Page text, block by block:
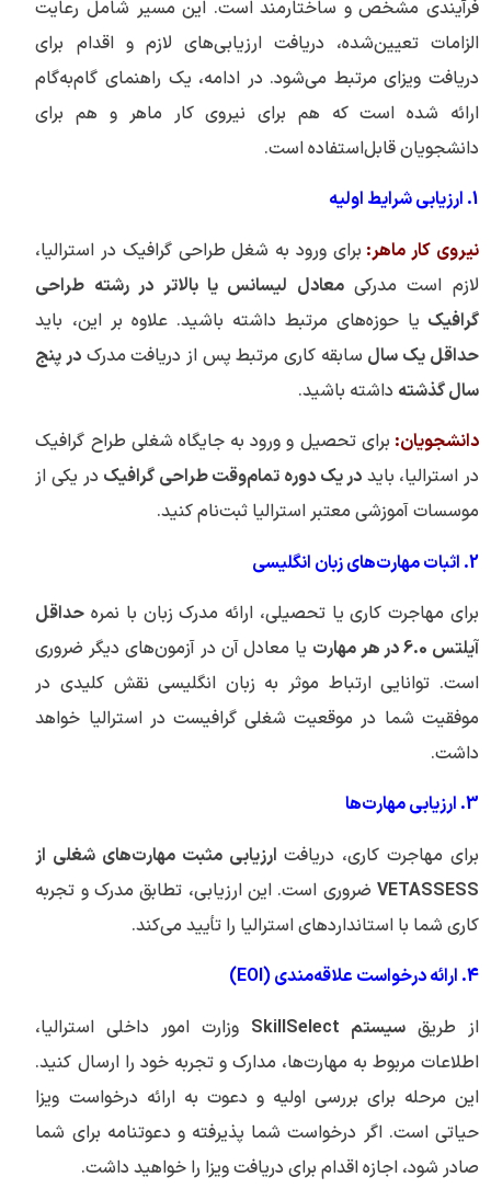
فرآیندی مشخص و ساختارمند است. این مسیر شامل رعایت
الزامات تعیین‌شده، دریافت ارزیابی‌های لازم و اقدام برای
دریافت ویزای مرتبط می‌شود. در ادامه، یک راهنمای گام‌به‌گام
ارائه شده است که هم برای نیروی کار ماهر و هم برای
دانشجویان قابل‌استفاده است.
1. ارزیابی شرایط اولیه
نیروی کار ماهر: برای ورود به شغل طراحی گرافیک در استرالیا،
لازم است مدرکیمعادل لیسانس یا بالاتر در رشته طراحی
گرافیک یا حوزه‌های مرتبط داشته باشید. علاوه بر این، باید
حداقل یک سال سابقه کاری مرتبط پس از دریافت مدرک در پنج
سال گذشته داشته باشید.
دانشجویان: برای تحصیل و ورود به جایگاه شغلی طراح گرافیک
در استرالیا، باید در یک دوره تمام‌وقت طراحی گرافیک در یکی از
موسسات آموزشی معتبر استرالیا ثبت‌نام کنید.
2. اثبات مهارت‌های زبان انگلیسی
برای مهاجرت کاری یا تحصیلی، ارائه مدرک زبان با نمره حداقل
آیلتس 6.0 در هر مهارت
یا معادل آن در آزمون‌های دیگر ضروری
است. توانایی ارتباط موثر به زبان انگلیسی نقش کلیدی در
موفقیت شما در موقعیت شغلی گرافیست در استرالیا خواهد
داشت.
3. ارزیابی مهارت‌ها
برای مهاجرت کاری، دریافت ارزیابی مثبت مهارت‌های شغلی از
VETASSESS ضروری است. این ارزیابی، تطابق مدرک و تجربه
کاری شما با استانداردهای استرالیا را تأیید می‌کند.
4. ارائه درخواست علاقه‌مندی (EOI)
از طریق سیستم SkillSelect
وزارت امور داخلی استرالیا،
اطلاعات مربوط به مهارت‌ها، مدارک و تجربه خود را ارسال کنید.
این مرحله برای بررسی اولیه و دعوت به ارائه درخواست ویزا
حیاتی است. اگر درخواست شما پذیرفته و دعوتنامه برای شما
صادر شود، اجازه اقدام برای دریافت ویزا را خواهید داشت.